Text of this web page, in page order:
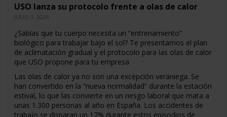
USO lanza su protocolo frente a olas de calor
JULIO 3, 2026
¿Sabías que tu cuerpo necesita un “entrenamiento”
biológico para trabajar bajo el sol? Te presentamos el plan
de aclimatación gradual y el protocolo para las olas de calor
que USO propone para tu empresa
Las olas de calor ya no son una excepción veraniega. Se
han convertido en la “nueva normalidad” durante la estación
estival, lo que las convierte en un riesgo laboral que mata a
unas 1.300 personas al año en España. Los accidentes de
trabajo se disparan un 17% durante estos episodios de